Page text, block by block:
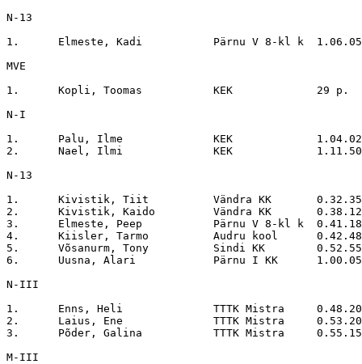
N-13
1.	Elmeste, Kadi		Pärnu V 8-kl k	1.06.05
MVE
1.	Kopli, Toomas		KEK		29 p.
N-I
1.	Palu, Ilme		KEK		1.04.02
2.	Nael, Ilmi		KEK		1.11.50
N-13
1.	Kivistik, Tiit		Vändra KK	0.32.35
2.	Kivistik, Kaido		Vändra KK	0.38.12
3.	Elmeste, Peep		Pärnu V 8-kl k	0.41.18
4.	Kiisler, Tarmo		Audru kool	0.42.48
5.	Võsanurm, Tony		Sindi KK	0.52.55
6.	Uusna, Alari		Pärnu I KK	1.00.05
N-III
1.	Enns, Heli		TTTK Mistra	0.48.20
2.	Laius, Ene		TTTK Mistra	0.53.20
3.	Põder, Galina		TTTK Mistra	0.55.15
M-III